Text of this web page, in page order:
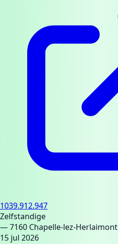
1039.912.947
Zelfstandige
— 7160 Chapelle-lez-Herlaimont
15 jul 2026